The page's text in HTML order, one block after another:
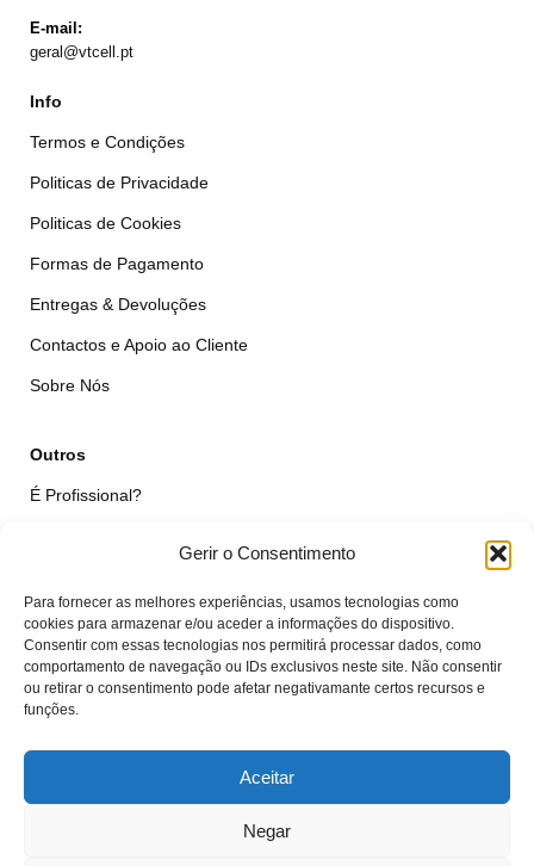
Gerir o Consentimento
Para fornecer as melhores experiências, usamos tecnologias como
cookies para armazenar e/ou aceder a informações do dispositivo.
Consentir com essas tecnologias nos permitirá processar dados, como
comportamento de navegação ou IDs exclusivos neste site. Não consentir
ou retirar o consentimento pode afetar negativamante certos recursos e
funções.
Aceitar
Negar
E-mail:
geral@vtcell.pt
Info
Termos e Condições
Politicas de Privacidade
Politicas de Cookies
Formas de Pagamento
Entregas & Devoluções
Contactos e Apoio ao Cliente
Sobre Nós
Outros
É Profissional?
Qualidade das Peças
Minha Conta
© VTcell Soluções Electrónicas - Todos os Direitos Reservados - 2018 -